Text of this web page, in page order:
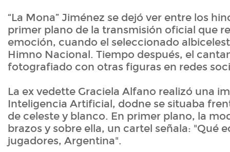
“La Mona” Jiménez se dejó ver entre los
primer plano de la transmisión oficial que
emoción, cuando el seleccionado
Himno Nacional. Tiempo después, el
fotografiado con otras figuras en redes
La ex vedette Graciela Alfano realizó una
Inteligencia Artificial, dodne se situaba
de celeste y blanco. En primer plano, la
brazos y sobre ella, un cartel señala: "Qué
jugadores, Argentina".